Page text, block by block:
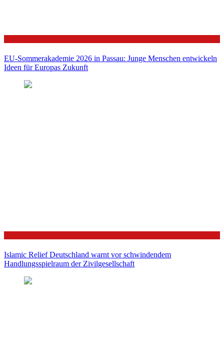
EU-Sommerakademie 2026 in Passau: Junge Menschen entwickeln
Ideen für Europas Zukunft
Islamic Relief Deutschland warnt vor schwindendem
Handlungsspielraum der Zivilgesellschaft